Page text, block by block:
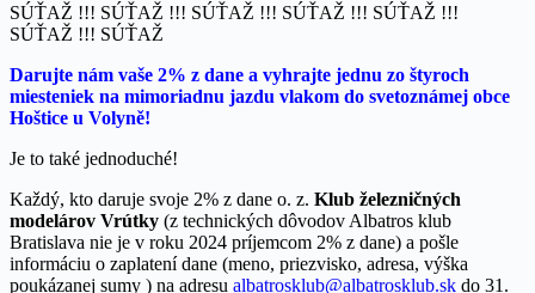
SÚŤAŽ !!! SÚŤAŽ !!! SÚŤAŽ !!! SÚŤAŽ !!! SÚŤAŽ !!!
SÚŤAŽ !!! SÚŤAŽ
Darujte nám vaše 2% z dane a vyhrajte jednu zo štyroch
miesteniek na mimoriadnu jazdu vlakom do svetoznámej obce
Hoštice u Volyně!
Je to také jednoduché!
Každý, kto daruje svoje 2% z dane o. z. Klub železničných
modelárov Vrútky (z technických dôvodov Albatros klub
Bratislava nie je v roku 2024 príjemcom 2% z dane) a pošle
informáciu o zaplatení dane (meno, priezvisko, adresa, výška
poukázanej sumy ) na adresu albatrosklub@albatrosklub.sk do 31.